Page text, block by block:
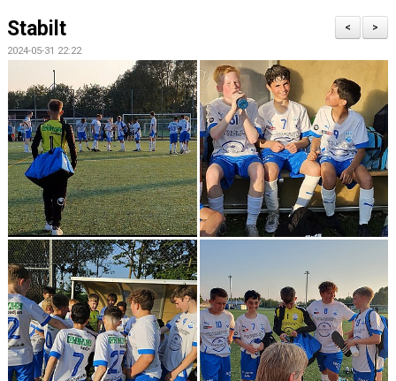
BILDGALLERI
DOKUMENT
KONTAKT
>
<
Stabilt
2024-05-31 22:22